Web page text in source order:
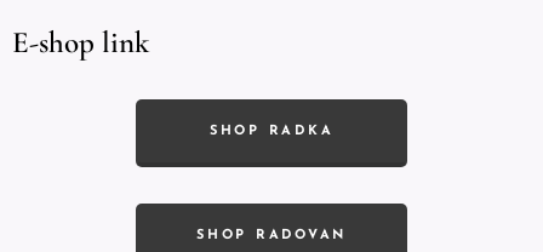
E-shop link
SHOP RADKA
SHOP RADOVAN